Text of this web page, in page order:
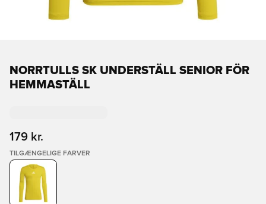
NORRTULLS SK UNDERSTÄLL SENIOR FÖR
HEMMASTÄLL
179 kr.
TILGÆNGELIGE FARVER